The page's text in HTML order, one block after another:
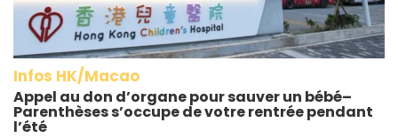
Infos HK/Macao
Appel au don d’organe pour sauver un bébé–
Parenthèses s’occupe de votre rentrée pendant
l’été